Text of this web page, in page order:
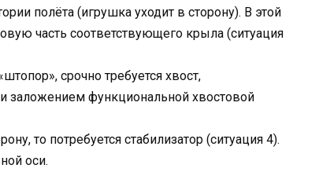
полёта (игрушка уходит в сторону). В этой
часть соответствующего крыла (ситуация
срочно требуется хвост,
заложением функциональной хвостовой
то потребуется стабилизатор (ситуация 4).
оси.